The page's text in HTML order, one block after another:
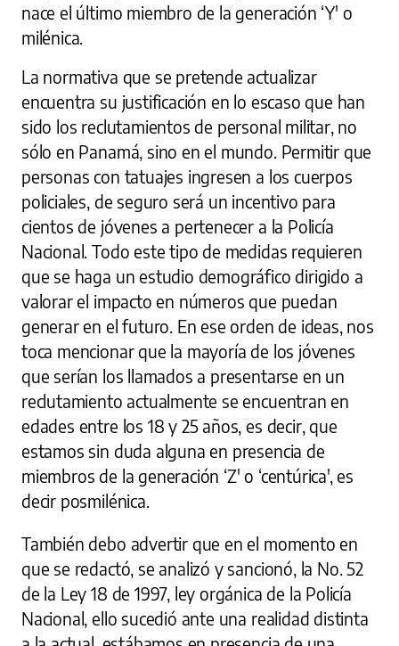
nace el último miembro de la generación ‘Y' o
milénica.
La normativa que se pretende actualizar
encuentra su justificación en lo escaso que han
sido los reclutamientos de personal militar, no
sólo en Panamá, sino en el mundo. Permitir que
personas con tatuajes ingresen a los cuerpos
policiales, de seguro será un incentivo para
cientos de jóvenes a pertenecer a la Policía
Nacional. Todo este tipo de medidas requieren
que se haga un estudio demográfico dirigido a
valorar el impacto en números que puedan
generar en el futuro. En ese orden de ideas, nos
toca mencionar que la mayoría de los jóvenes
que serían los llamados a presentarse en un
reclutamiento actualmente se encuentran en
edades entre los 18 y 25 años, es decir, que
estamos sin duda alguna en presencia de
miembros de la generación ‘Z' o ‘centúrica', es
decir posmilénica.
También debo advertir que en el momento en
que se redactó, se analizó y sancionó, la No. 52
de la Ley 18 de 1997, ley orgánica de la Policía
Nacional, ello sucedió ante una realidad distinta